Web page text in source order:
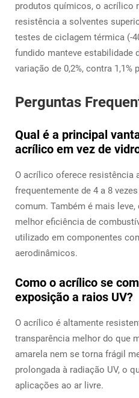
produtos químicos, o acrílico
resistência a solventes
testes de ciclagem térmica (-
fundido manteve estabilidade
variação de 0,2%, contra 1,1%
Perguntas
Qual é a principal
acrílico em vez de
O acrílico oferece resistência
frequentemente de 4 a 8
comum. Também é mais
melhor eficiência de
utilizado em componentes
aerodinâmicos.
Como o acrílico se
exposição a raios UV?
O acrílico é altamente
transparência melhor do que
amarela nem se torna frágil
prolongada à radiação UV, o
aplicações ao ar livre.